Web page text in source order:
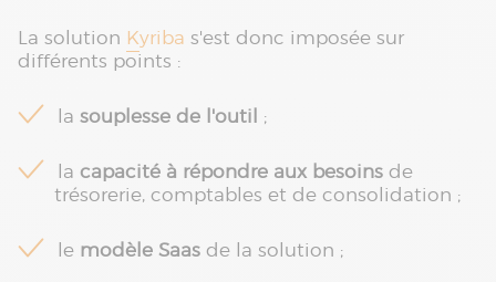
La solution Kyriba s'est donc imposée sur
différents points :
la souplesse de l'outil ;
la capacité à répondre aux besoins de
trésorerie, comptables et de consolidation ;
le modèle Saas de la solution ;